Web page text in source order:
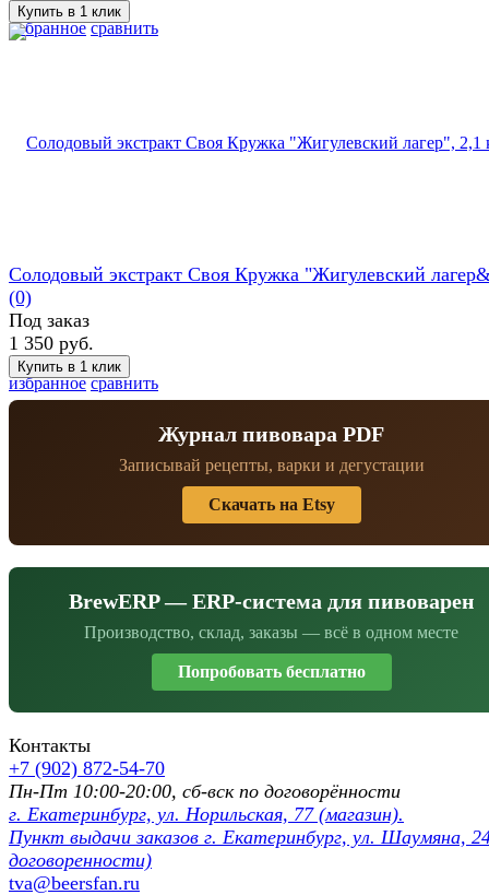
избранное сравнить
избранное сравнить
Солодовый экстракт Своя Кружка "Жигулевский
(0)
Под заказ
1 350 руб.
Журнал пивовара PDF
Записывай рецепты, варки и дегустации
Скачать на Etsy
BrewERP — ERP-система для пивоварен
Производство, склад, заказы — всё в одном месте
Попробовать бесплатно
Контакты
+7 (902) 872-54-70
Пн-Пт 10:00-20:00, сб-вск по договорённости
г. Екатеринбург, ул. Норильская, 77 (магазин).
Пункт выдачи заказов г. Екатеринбург, ул. Шаумяна,
договоренности)
tva@beersfan.ru